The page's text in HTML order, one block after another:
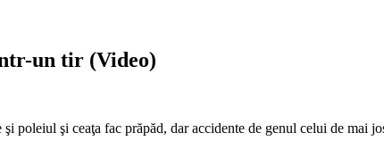
un tir (Video)
şi ceaţa fac prăpăd, dar accidente de genul celui de mai